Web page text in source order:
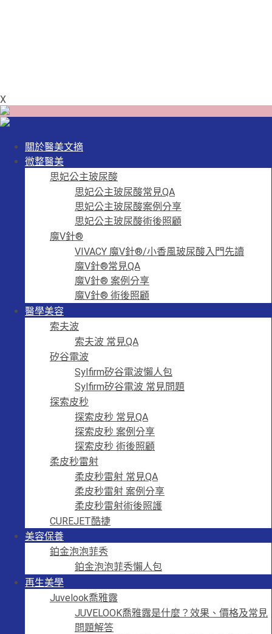
X
關於醫美文摘
微整醫美
思妃公主玻尿酸
思妃公主玻尿酸常見QA
思妃公主玻尿酸案例分享
思妃公主玻尿酸術後照顧
魔V針®
VIVACY 魔V針®/小香風玻尿酸入門先讀
魔V針®常見QA
魔V針® 案例分享
魔V針® 術後照顧
醫學美容
索夫波
索夫波 常見QA
矽谷電波
Sylfirm矽谷電波懶人包
Sylfirm矽谷電波 常見問題
探索皮秒
探索皮秒 常見QA
探索皮秒 案例分享
探索皮秒 術後照顧
柔皮秒雷射
柔皮秒雷射 常見QA
柔皮秒雷射 案例分享
柔皮秒雷射術後照護
CUREJET酷捷
美容保養
鉑金泡泡菲秀
鉑金泡泡菲秀懶人包
再生美學
Juvelook喬雅露
JUVELOOK喬雅露是什麼？效果、價格及常見
問題解答